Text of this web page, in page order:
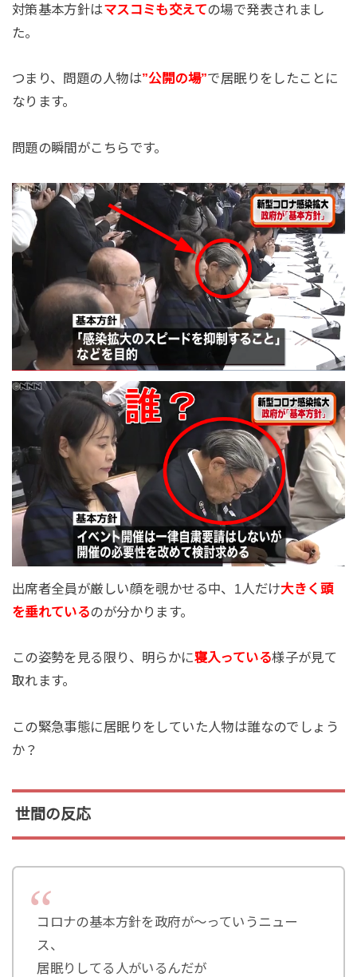
対策基本方針はマスコミも交えての場で発表されまし
た。
つまり、問題の人物は”公開の場”で居眠りをしたことに
なります。
問題の瞬間がこちらです。
出席者全員が厳しい顔を覗かせる中、1人だけ大きく頭
を垂れているのが分かります。
この姿勢を見る限り、明らかに寝入っている様子が見て
取れます。
この緊急事態に居眠りをしていた人物は誰なのでしょう
か？
世間の反応
コロナの基本方針を政府が〜っていうニュー
ス、
居眠りしてる人がいるんだが